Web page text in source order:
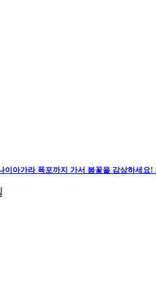
이아가라 폭포까지 가서 봄꽃을 감상하세요!